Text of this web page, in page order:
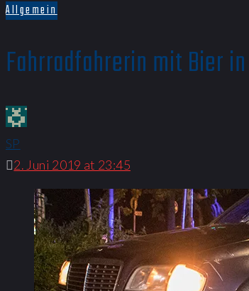
Allgemein
Fahrradfahrerin mit Bier
SP
2. Juni 2019 at 23:45